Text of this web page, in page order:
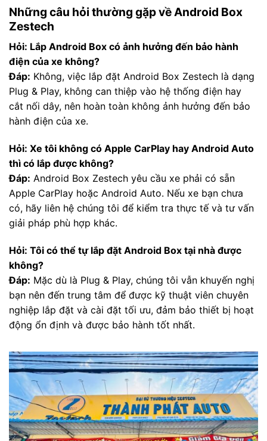
Những câu hỏi thường gặp về Android Box
Zestech
Hỏi: Lắp Android Box có ảnh hưởng đến bảo hành
điện của xe không?
Đáp: Không, việc lắp đặt Android Box Zestech là dạng
Plug & Play, không can thiệp vào hệ thống điện hay
cắt nối dây, nên hoàn toàn không ảnh hưởng đến bảo
hành điện của xe.
Hỏi: Xe tôi không có Apple CarPlay hay Android Auto
thì có lắp được không?
Đáp: Android Box Zestech yêu cầu xe phải có sẵn
Apple CarPlay hoặc Android Auto. Nếu xe bạn chưa
có, hãy liên hệ chúng tôi để kiểm tra thực tế và tư vấn
giải pháp phù hợp khác.
Hỏi: Tôi có thể tự lắp đặt Android Box tại nhà được
không?
Đáp: Mặc dù là Plug & Play, chúng tôi vẫn khuyến nghị
bạn nên đến trung tâm để được kỹ thuật viên chuyên
nghiệp lắp đặt và cài đặt tối ưu, đảm bảo thiết bị hoạt
động ổn định và được bảo hành tốt nhất.